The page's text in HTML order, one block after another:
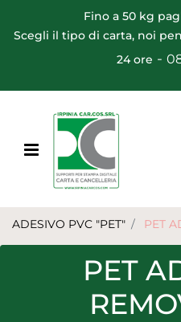
Fino a 50 kg
Scegli il tipo di carta, noi
24 ore -
Open menu
ADESIVO PVC "PET" PET
PET